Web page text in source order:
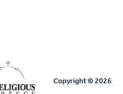
Copyright © 2026